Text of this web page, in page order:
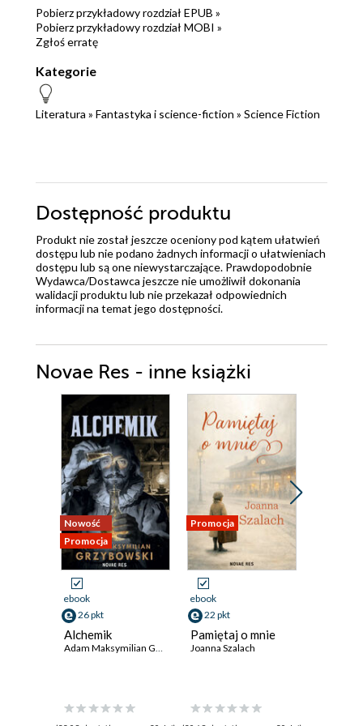
Pobierz przykładowy rozdział EPUB »
Pobierz przykładowy rozdział MOBI »
Zgłoś erratę
Kategorie
Literatura » Fantastyka i science-fiction » Science Fiction
Dostępność produktu
Produkt nie został jeszcze oceniony pod kątem ułatwień
dostępu lub nie podano żadnych informacji o ułatwieniach
dostępu lub są one niewystarczające. Prawdopodobnie
Wydawca/Dostawca jeszcze nie umożliwił dokonania
walidacji produktu lub nie przekazał odpowiednich
informacji na temat jego dostępności.
Novae Res - inne książki
Nowość
Promocja
ebook
26 pkt
Alchemik
Promocja
ebook
22 pkt
Pamiętaj o mnie
Joanna Szalach